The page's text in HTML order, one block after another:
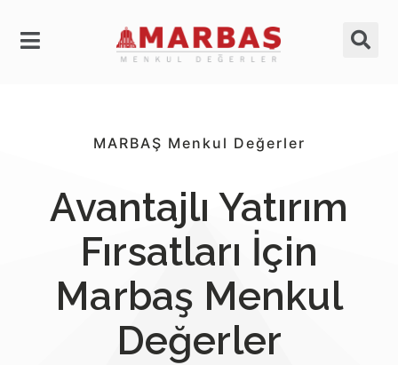
MARBAŞ Menkul Değerler
Avantajlı Yatırım
Fırsatları İçin
Marbaş Menkul
Değerler